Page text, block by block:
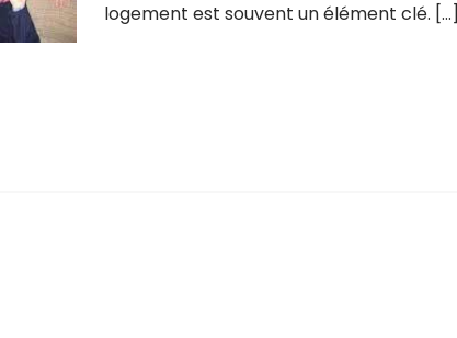
logement est souvent un élément clé. […]